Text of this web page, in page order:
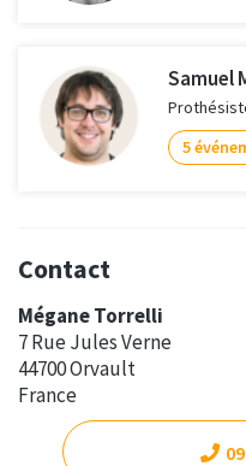
Samuel
5
Contact
Mégane Torrelli
7 Rue Jules Verne
44700 Orvault
France